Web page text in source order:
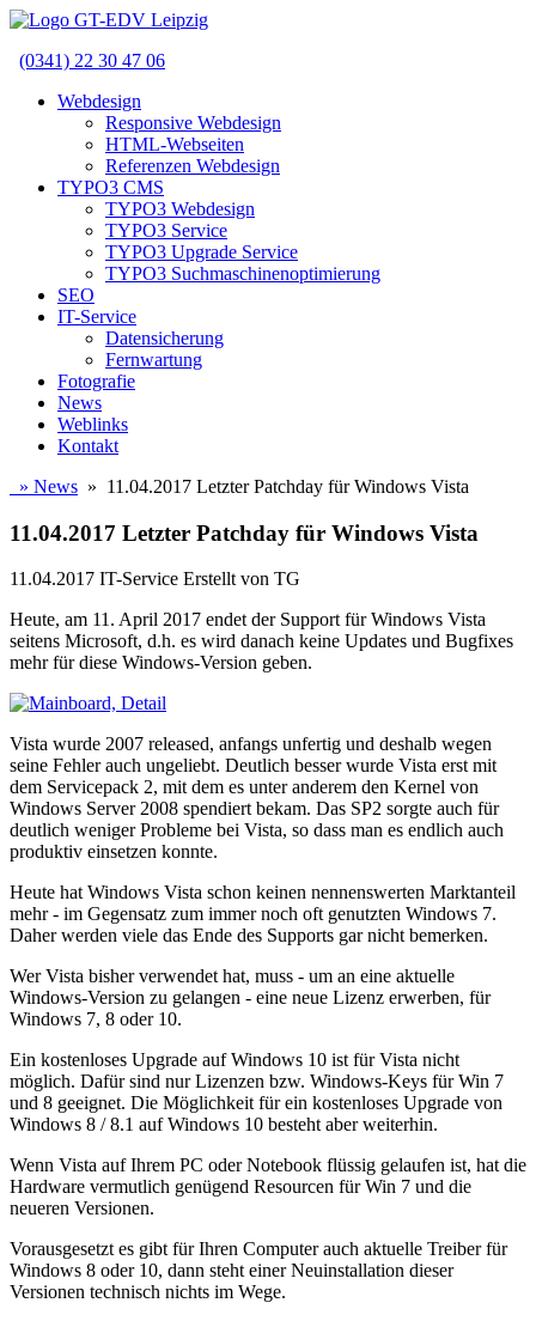
(0341) 22 30 47 06
Webdesign
Responsive Webdesign
HTML-Webseiten
Referenzen Webdesign
TYPO3 CMS
TYPO3 Webdesign
TYPO3 Service
TYPO3 Upgrade Service
TYPO3 Suchmaschinenoptimierung
SEO
IT-Service
Datensicherung
Fernwartung
Fotografie
News
Weblinks
Kontakt
» News » 11.04.2017 Letzter Patchday für Windows Vista
11.04.2017 Letzter Patchday für Windows Vista
11.04.2017 IT-Service Erstellt von TG
Heute, am 11. April 2017 endet der Support für Windows Vista
seitens Microsoft, d.h. es wird danach keine Updates und Bugfixes
mehr für diese Windows-Version geben.
Vista wurde 2007 released, anfangs unfertig und deshalb wegen
seine Fehler auch ungeliebt. Deutlich besser wurde Vista erst mit
dem Servicepack 2, mit dem es unter anderem den Kernel von
Windows Server 2008 spendiert bekam. Das SP2 sorgte auch für
deutlich weniger Probleme bei Vista, so dass man es endlich auch
produktiv einsetzen konnte.
Heute hat Windows Vista schon keinen nennenswerten Marktanteil
mehr - im Gegensatz zum immer noch oft genutzten Windows 7.
Daher werden viele das Ende des Supports gar nicht bemerken.
Wer Vista bisher verwendet hat, muss - um an eine aktuelle
Windows-Version zu gelangen - eine neue Lizenz erwerben, für
Windows 7, 8 oder 10.
Ein kostenloses Upgrade auf Windows 10 ist für Vista nicht
möglich. Dafür sind nur Lizenzen bzw. Windows-Keys für Win 7
und 8 geeignet. Die Möglichkeit für ein kostenloses Upgrade von
Windows 8 / 8.1 auf Windows 10 besteht aber weiterhin.
Wenn Vista auf Ihrem PC oder Notebook flüssig gelaufen ist, hat die
Hardware vermutlich genügend Resourcen für Win 7 und die
neueren Versionen.
Vorausgesetzt es gibt für Ihren Computer auch aktuelle Treiber für
Windows 8 oder 10, dann steht einer Neuinstallation dieser
Versionen technisch nichts im Wege.